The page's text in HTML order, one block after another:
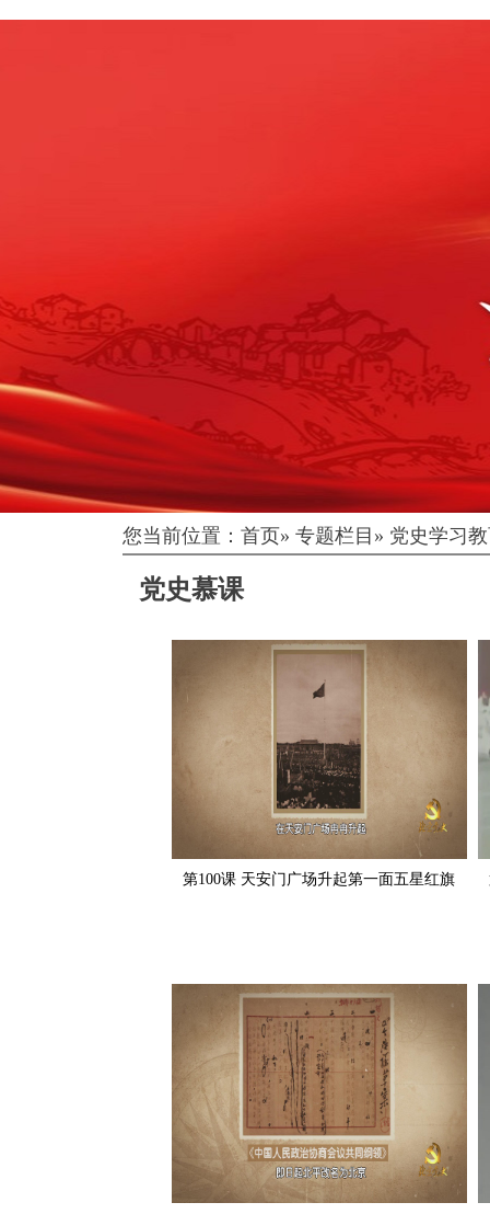
您当前位置： 首页» 专题栏目 » 党史学习
党史慕课
第100课 天安门广场升起第一面五星红旗